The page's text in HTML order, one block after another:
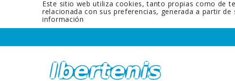
Este sitio web utiliza cookies, tanto propias como de
relacionada con sus preferencias, generada a partir
información